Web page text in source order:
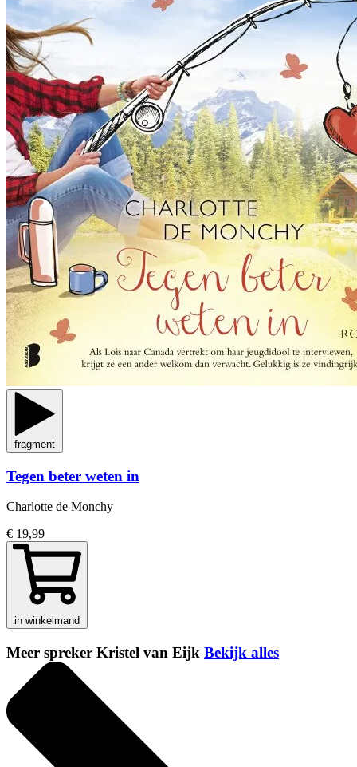
fragment
Tegen beter weten in
Charlotte de Monchy
€ 19,99
in winkelmand
Meer spreker Kristel van Eijk Bekijk alles